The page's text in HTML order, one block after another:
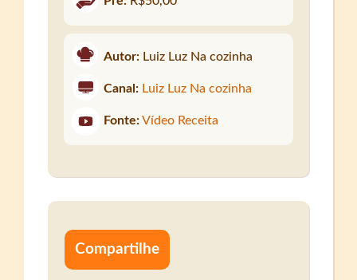
Autor: Luiz Luz Na cozinha
Canal: Luiz Luz Na cozinha
Fonte: Vídeo Receita
Compartilhe